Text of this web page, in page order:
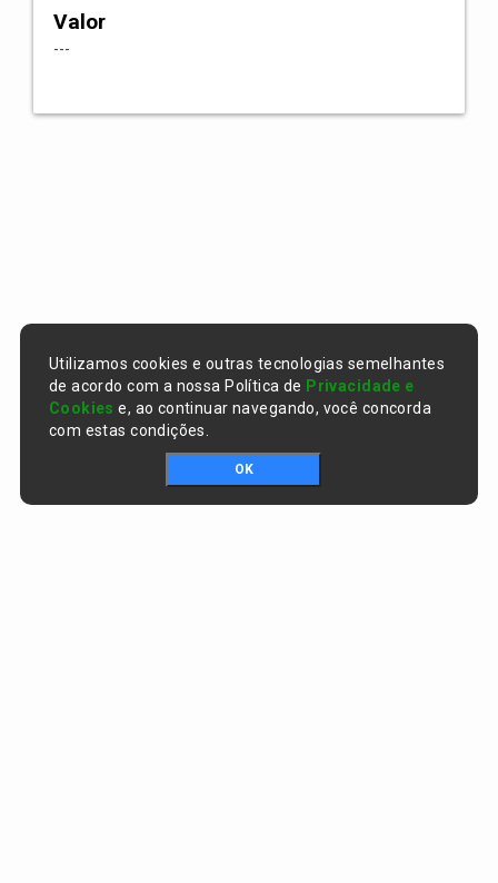
Valor
---
Utilizamos cookies e outras tecnologias semelhantes
de acordo com a nossa Política de Privacidade e
Cookies e, ao continuar navegando, você concorda
com estas condições.
OK